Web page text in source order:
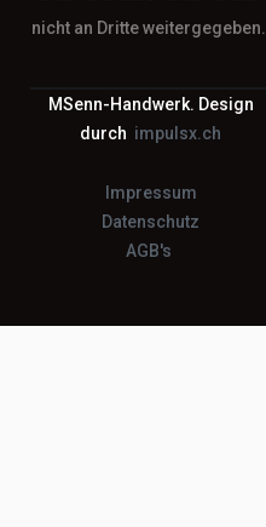
nicht an Dritte weitergegeben.
MSenn-Handwerk. Design
durch impulsx.ch
Impressum
Datenschutz
AGB's